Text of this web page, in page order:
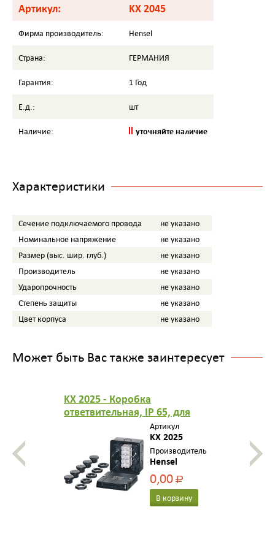
Артикул: KX 2045
Фирма производитель: Hensel
Страна: ГЕРМАНИЯ
Гарантия: 1 Год
Е.д.: шт
Наличие: уточняйте наличие
Характеристики
Сечение подключаемого провода
не указано
Номинальное напряжение
не указано
Размер (выс. шир. глуб.)
не указано
Производитель
не указано
Ударопрочность
не указано
Степень защиты
не указано
Цвет корпуса
не указано
Может быть Вас также заинтересует
KX 2025 - Коробка
ответвительная, IP 65, для
взрывоопасных зон (зоны 2 и
22), 88х88х53, цвет черный,
материал термопласт,
опрессовка на 7 вводов М20
Артикул
KX 2025
Производитель
Hensel
0,00Р
В корзину